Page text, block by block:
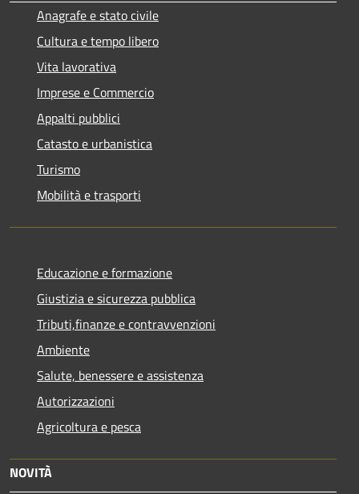
Anagrafe e stato civile
Cultura e tempo libero
Vita lavorativa
Imprese e Commercio
Appalti pubblici
Catasto e urbanistica
Turismo
Mobilità e trasporti
Educazione e formazione
Giustizia e sicurezza pubblica
Tributi,finanze e contravvenzioni
Ambiente
Salute, benessere e assistenza
Autorizzazioni
Agricoltura e pesca
NOVITÀ